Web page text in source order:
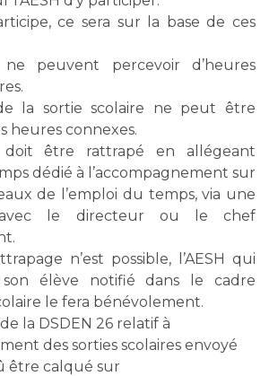
ce sera sur la base de ces
peuvent percevoir d’heures
la sortie scolaire ne peut être
heures connexes.
être rattrapé en allégeant
dédié à l’accompagnement sur
de l’emploi du temps, via une
avec le directeur ou le chef
n’est possible, l’AESH qui
son élève notifié dans le cadre
le fera bénévolement.
la DSDEN 26 relatif à
des sorties scolaires envoyé
être calqué sur